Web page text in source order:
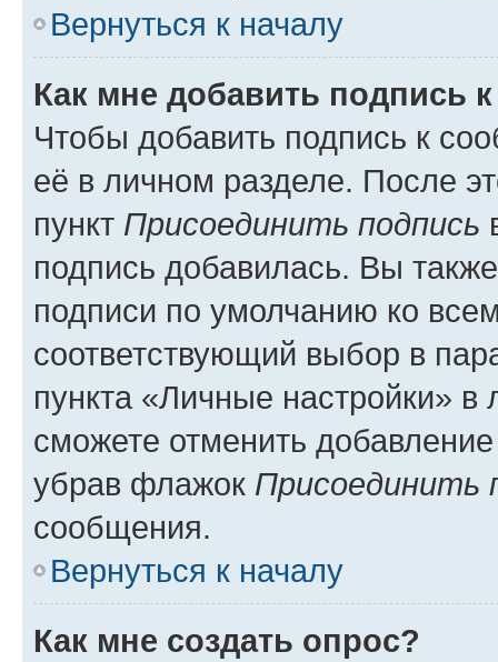
Вернуться к началу
Как мне добавить подпись
Чтобы добавить подпись к
её в личном разделе. После
пункт Присоединить подпись
подпись добавилась. Вы
подписи по умолчанию ко
соответствующий выбор в
пункта «Личные настройки»
сможете отменить
убрав флажок Присоединить
сообщения.
Вернуться к началу
Как мне создать опрос?